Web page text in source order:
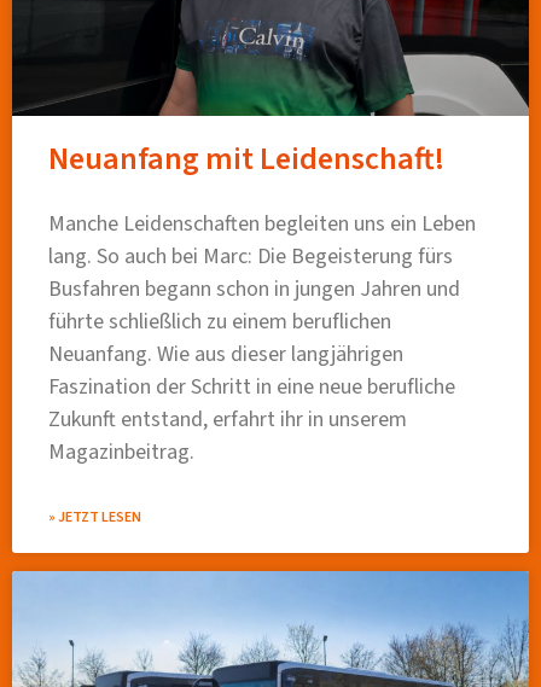
Neuanfang mit Leidenschaft!
Manche Leidenschaften begleiten uns ein Leben
lang. So auch bei Marc: Die Begeisterung fürs
Busfahren begann schon in jungen Jahren und
führte schließlich zu einem beruflichen
Neuanfang. Wie aus dieser langjährigen
Faszination der Schritt in eine neue berufliche
Zukunft entstand, erfahrt ihr in unserem
Magazinbeitrag.
» JETZT LESEN